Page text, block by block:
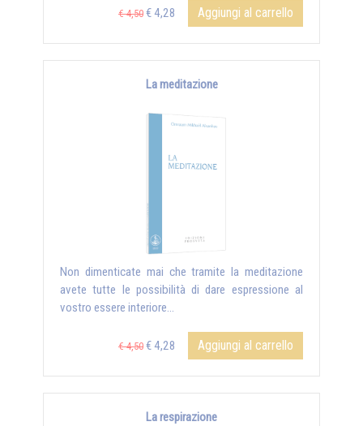
€ 4,50 € 4,28 Aggiungi al carrello
La meditazione
Non dimenticate mai che tramite la meditazione
avete tutte le possibilità di dare espressione al
vostro essere interiore...
€ 4,50 € 4,28 Aggiungi al carrello
La respirazione